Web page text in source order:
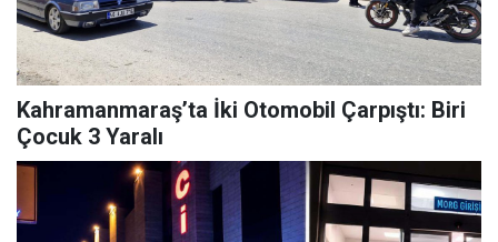
Kahramanmaraş’ta İki Otomobil Çarpıştı: Biri
Çocuk 3 Yaralı